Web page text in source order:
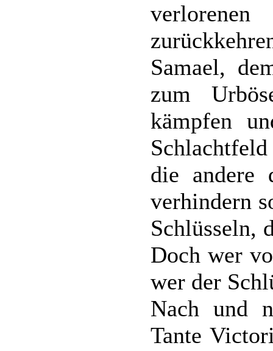
Samael,
zum
kämpfen
die andere
verhindern
Schlüsseln,
Doch wer
wer der
Nach und
Tante